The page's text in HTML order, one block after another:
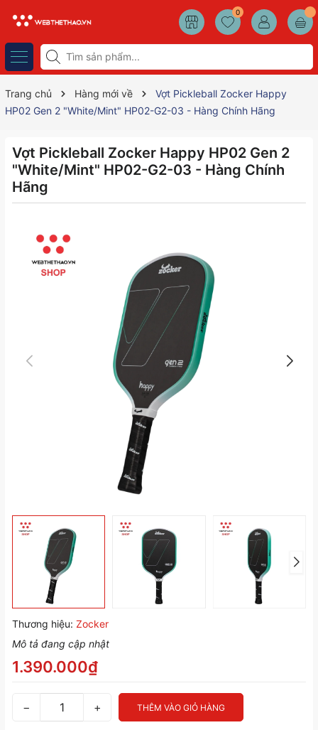
0
Trang chủ Hàng mới về
Vợt Pickleball Zocker Happy
HP02 Gen 2 "White/Mint" HP02-G2-03 - Hàng Chính Hãng
Vợt Pickleball Zocker Happy HP02 Gen 2
"White/Mint" HP02-G2-03 - Hàng Chính
Hãng
Thương hiệu: Zocker
Mô tả đang cập nhật
1.390.000₫
− + THÊM VÀO GIỎ HÀNG